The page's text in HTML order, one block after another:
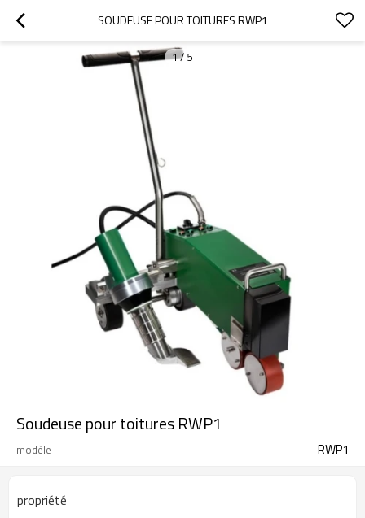
SOUDEUSE POUR TOITURES RWP1
1/ 5
Soudeuse pour toitures RWP1
modèle RWP1
propriété